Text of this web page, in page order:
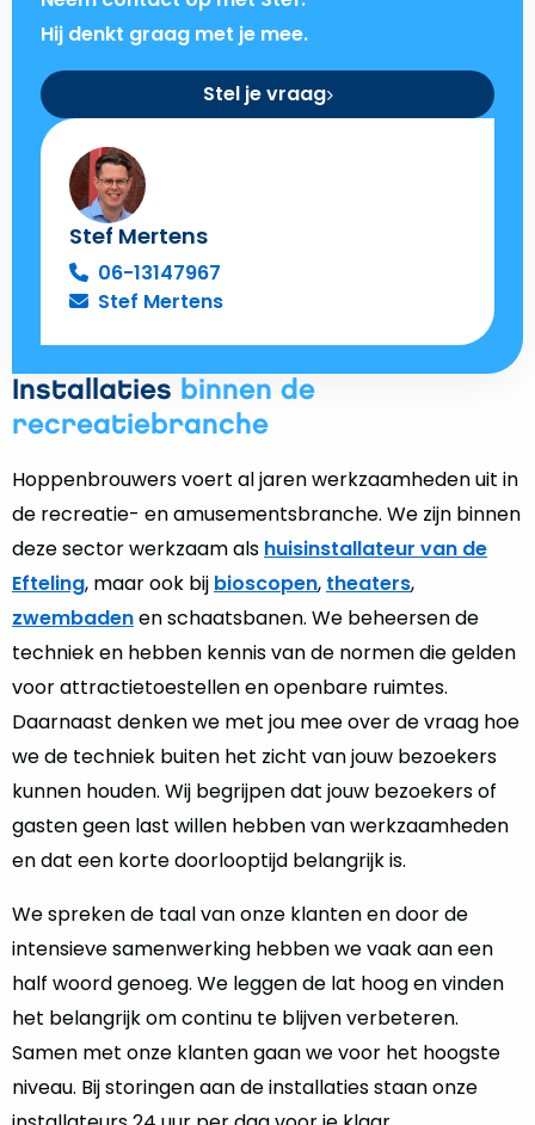
Hij denkt graag met je mee.
Stel je vraag
Stef Mertens
06-13147967
Stef Mertens
Installaties binnen de
recreatiebranche
Hoppenbrouwers voert al jaren werkzaamheden uit in
de recreatie- en amusementsbranche. We zijn binnen
deze sector werkzaam als huisinstallateur van de
Efteling, maar ook bij bioscopen, theaters,
zwembadenen schaatsbanen. We beheersen de
techniek en hebben kennis van de normen die gelden
voor attractietoestellen en openbare ruimtes.
Daarnaast denken we met jou mee over de vraag hoe
we de techniek buiten het zicht van jouw bezoekers
kunnen houden. Wij begrijpen dat jouw bezoekers of
gasten geen last willen hebben van werkzaamheden
en dat een korte doorlooptijd belangrijk is.
We spreken de taal van onze klanten en door de
intensieve samenwerking hebben we vaak aan een
half woord genoeg. We leggen de lat hoog en vinden
het belangrijk om continu te blijven verbeteren.
Samen met onze klanten gaan we voor het hoogste
niveau. Bij storingen aan de installaties staan onze